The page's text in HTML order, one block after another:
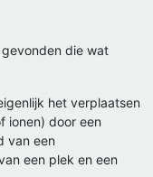
die wat
het verplaatsen
ionen) door een
van een
een plek en een